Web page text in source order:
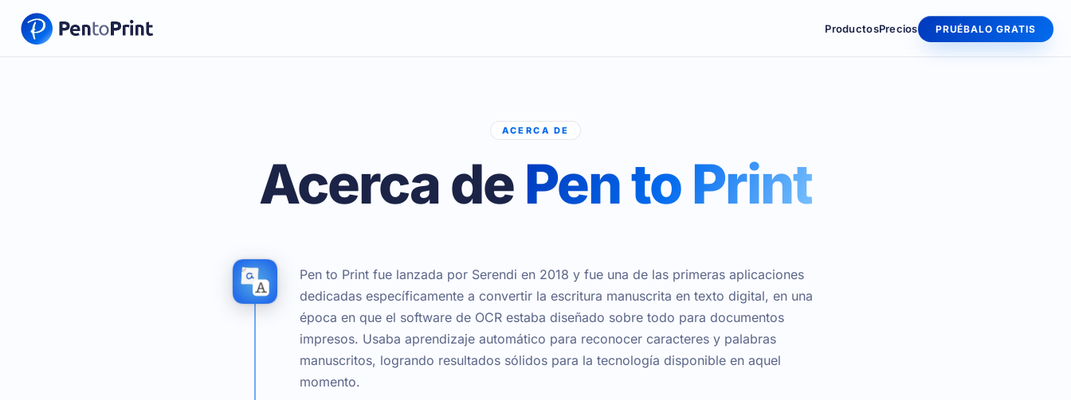
ProductosPrecios PRUÉBALO GRATIS
ACERCA DE
Acerca dePen to Print
Pen to Print fue lanzada por Serendi en 2018 y fue una de las primeras aplicaciones
dedicadas específicamente a convertir la escritura manuscrita en texto digital, en una
época en que el software de OCR estaba diseñado sobre todo para documentos
impresos. Usaba aprendizaje automático para reconocer caracteres y palabras
manuscritos, logrando resultados sólidos para la tecnología disponible en aquel
momento.